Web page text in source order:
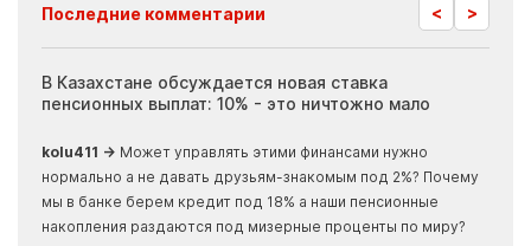
Последние комментарии < >
В Казахстане обсуждается новая ставка
пенсионных выплат: 10% - это ничтожно мало
kolu411 → Может управлять этими финансами нужно
нормально а не давать друзьям-знакомым под 2%? Почему
мы в банке берем кредит под 18% а наши пенсионные
накопления раздаются под мизерные проценты по миру?